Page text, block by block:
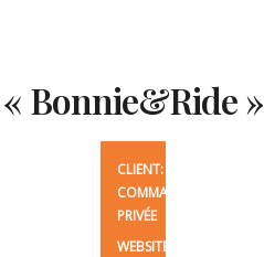
« Bonnie&Ride »
CLIENT:
COMMANDE
PRIVÉE
WEBSITE: